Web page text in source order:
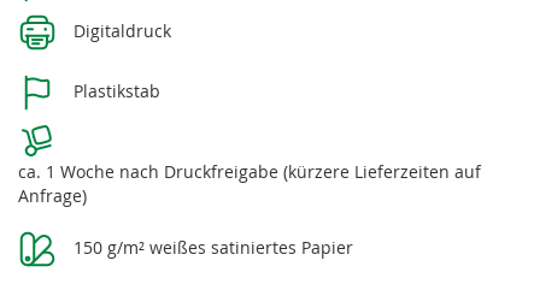
Digitaldruck
Plastikstab
ca. 1 Woche nach Druckfreigabe (kürzere Lieferzeiten auf
Anfrage)
150 g/m² weißes satiniertes Papier